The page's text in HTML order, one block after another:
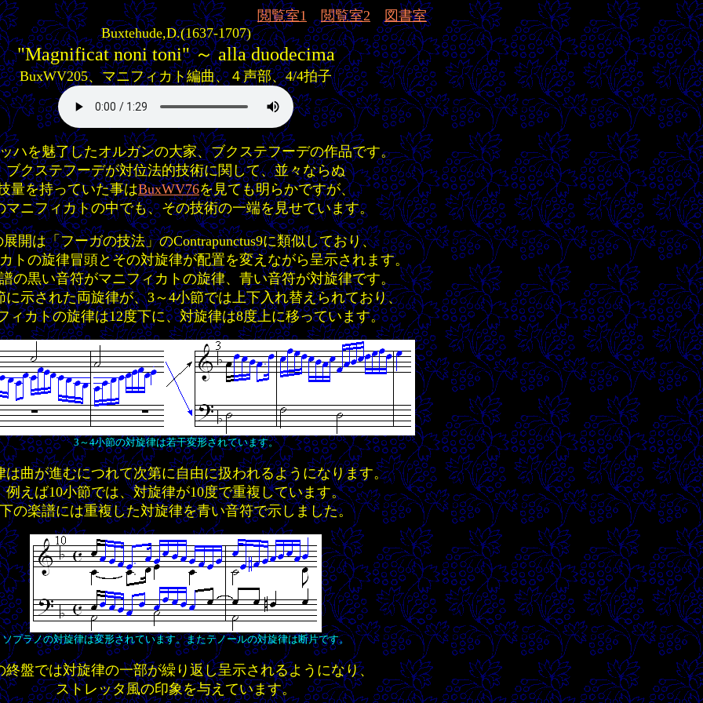
閲覧室1 閲覧室2
図書室
Buxtehude,D.(1637-1707)
"Magnificat noni toni" ～ alla duodecima
BuxWV205、マニフィカト編曲、４声部、4/4拍子
ハを魅了したオルガンの大家、ブクステフーデの作品です。
ブクステフーデが対位法的技術に関して、並々ならぬ
量を持っていた事はBuxWV76を見ても明らかですが、
マニフィカトの中でも、その技術の一端を見せています。
展開は「フーガの技法」のContrapunctus9に類似しており、
トの旋律冒頭とその対旋律が配置を変えながら呈示されます。
の黒い音符がマニフィカトの旋律、青い音符が対旋律です。
に示された両旋律が、3～4小節では上下入れ替えられており、
ィカトの旋律は12度下に、対旋律は8度上に移っています。
3～4小節の対旋律は若干変形されています。
は曲が進むにつれて次第に自由に扱われるようになります。
例えば10小節では、対旋律が10度で重複しています。
下の楽譜には重複した対旋律を青い音符で示しました。
ソプラノの対旋律は変形されています。またテノールの対旋律は断片です。
終盤では対旋律の一部が繰り返し呈示されるようになり、
ストレッタ風の印象を与えています。